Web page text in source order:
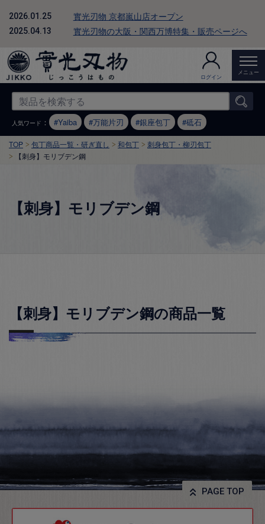
2026.01.25 實光刃物 京都嵐山店オープン
2025.04.13 實光刃物の大阪・関西万博特集・販売ページへ
ログイン
メニュー
人気ワード ： Yaiba 万能片刃 銀座包丁 砥石
TOP 包丁商品一覧・研ぎ直し 和包丁
刺身包丁・柳刃包丁
【刺身】モリブデン鋼
【刺身】モリブデン鋼
【刺身】モリブデン鋼の商品一覧
PAGE TOP